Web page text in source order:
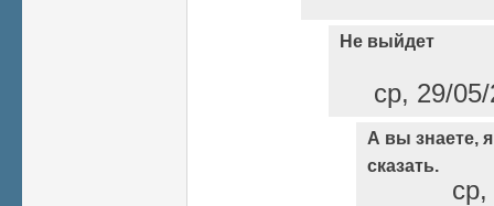
Не выйдет
ср, 29/
А вы знаете,
сказать.